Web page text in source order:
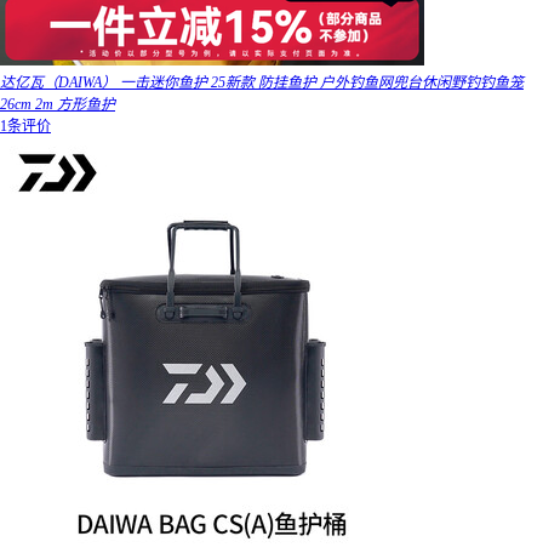
达亿瓦（DAIWA） 一击迷你鱼护 25新款 防挂鱼护 户外钓鱼网兜台休闲野钓钓鱼笼
26cm 2m 方形鱼护
1条评价